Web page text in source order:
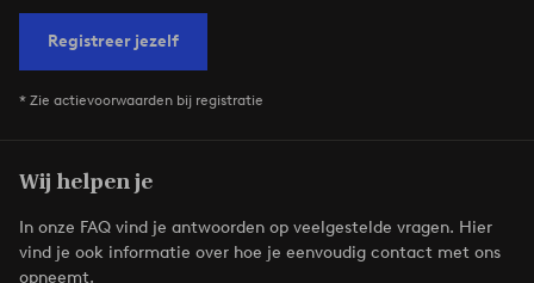
Registreer jezelf
* Zie actievoorwaarden bij registratie
Wij helpen je
In onze FAQ vind je antwoorden op veelgestelde vragen. Hier
vind je ook informatie over hoe je eenvoudig contact met ons
opneemt.